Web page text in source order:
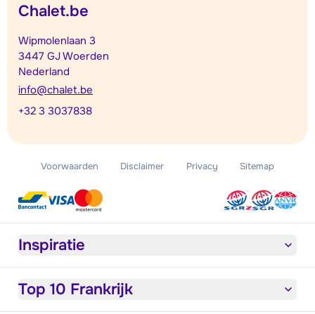
Chalet.be
Wipmolenlaan 3
3447 GJ Woerden
Nederland
info@chalet.be
+32 3 3037838
Voorwaarden Disclaimer Privacy Sitemap
Inspiratie
Top 10 Frankrijk